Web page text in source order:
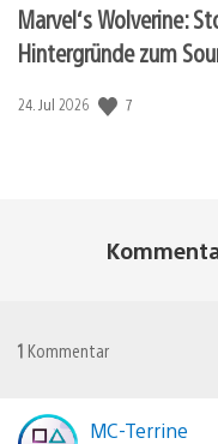
Marvel‘s Wolverine:
Hintergründe zum
Veröffentlichungsdatum:
24. Jul 2026 7
1 Kommentar
MC-Terrine